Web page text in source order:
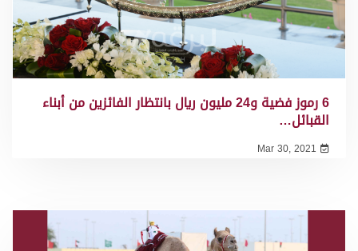
6 رموز فضية و24 مليون ريال بانتظار الفائزين من أبناء
القبائل…
Mar 30, 2021